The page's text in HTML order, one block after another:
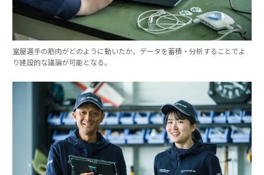
室屋選手の筋肉がどのように動いたか、データを蓄積・分析することでよ
り建設的な議論が可能となる。